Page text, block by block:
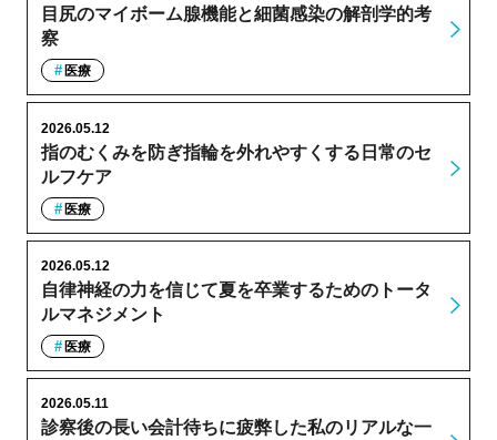
目尻のマイボーム腺機能と細菌感染の解剖学的考
察
医療
指のむくみを防ぎ指輪を外れやすくする日常のセ
ルフケア
2026.05.12
医療
自律神経の力を信じて夏を卒業するためのトータ
ルマネジメント
2026.05.12
医療
診察後の長い会計待ちに疲弊した私のリアルな一
2026.05.11